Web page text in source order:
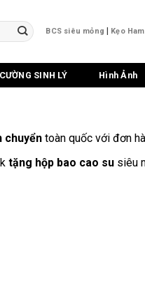
BCS siêu mỏng | Kẹo
SINH LÝ Hình Ảnh
chuyển toàn quốc với đơn
tặng hộp bao cao su siêu